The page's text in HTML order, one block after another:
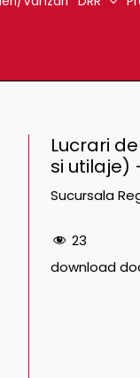
Lucrari
si utilaje)
Sucursala
23
download